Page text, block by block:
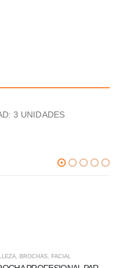
3 UNIDADES
BROCHAS FACIAL